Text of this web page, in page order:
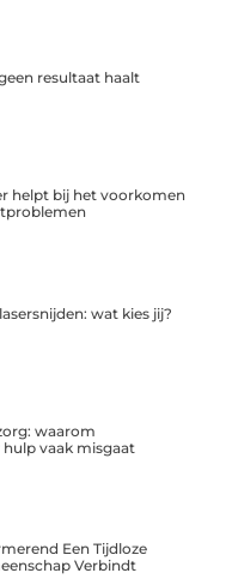
resultaat haalt
helpt bij het voorkomen
wat kies jij?
waarom
vaak misgaat
Een Tijdloze
Verbindt